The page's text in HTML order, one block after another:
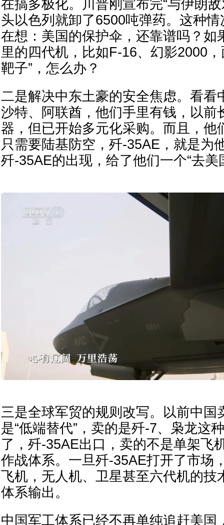
在搞多极化。川普刚宣布完“与伊朗
头以色列就卸了6500吨弹药。这种
在想：美国的保护伞，还靠谱吗？如
里的四代机，比如F-16、幻影2000
靶子”，怎么办？
二是解决中东土豪的安全焦虑。看看
沙特、阿联酋，他们手里有钱，以前
器，但已开始多元化采购。而且，他
只需要陆基防空，歼-35AE，就是为
歼-35AE的出现，给了他们一个“去美
三是全球军贸的规则改写。以前中国
是“低端替代”，卖的是歼-7、枭龙这
了，歼-35AE出口，卖的不是单架飞
作战体系。一旦歼-35AE打开了市场
飞机，无人机、卫星甚至六代机的技
体系输出。
中国军工体系已经不再单纯追赶美国